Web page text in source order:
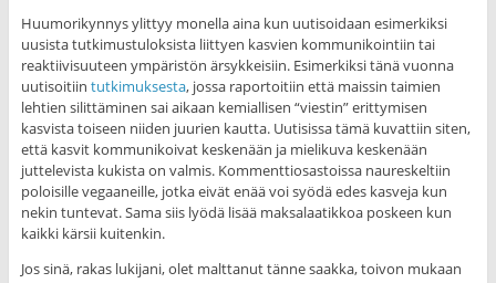
Huumorikynnys ylittyy monella aina kun uutisoidaan esimerkiksi
uusista tutkimustuloksista liittyen kasvien kommunikointiin tai
reaktiivisuuteen ympäristön ärsykkeisiin. Esimerkiksi tänä vuonna
uutisoitiin tutkimuksesta, jossa raportoitiin että maissin taimien
lehtien silittäminen sai aikaan kemiallisen “viestin” erittymisen
kasvista toiseen niiden juurien kautta. Uutisissa tämä kuvattiin siten,
että kasvit kommunikoivat keskenään ja mielikuva keskenään
juttelevista kukista on valmis. Kommenttiosastoissa naureskeltiin
poloisille vegaaneille, jotka eivät enää voi syödä edes kasveja kun
nekin tuntevat. Sama siis lyödä lisää maksalaatikkoa poskeen kun
kaikki kärsii kuitenkin.
Jos sinä, rakas lukijani, olet malttanut tänne saakka, toivon mukaan